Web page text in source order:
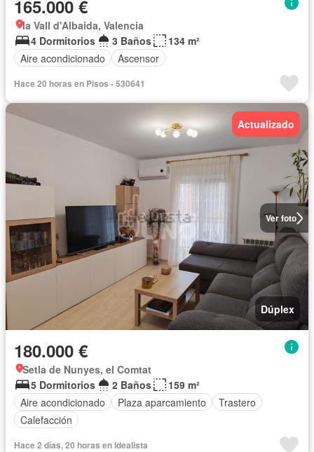
165.000 €
la Vall d'Albaida, Valencia
4 Dormitorios
3 Baños
134 m²
Aire acondicionado
Ascensor
Hace 20 horas en Pisos - 530641
Ver foto
Actualizado
Dúplex
180.000 €
Setla de Nunyes, el Comtat
5 Dormitorios
2 Baños
159 m²
Aire acondicionado
Plaza aparcamiento
Trastero
Calefacción
Hace 2 días, 20 horas en idealista